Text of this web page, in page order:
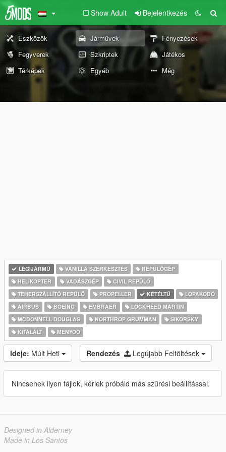
Show Adult Bejelentkezés
Eszközök Járművek
Fényezések
Fegyverek
Szkriptek
Játékos
Térképek
Egyéb Még
LÉGIJÁRMŰ VANILLA SZERKESZTÉS
REPÜLŐGÉP
HELIKOPTER
VADÁSZGÉP
CIVIL REPÜLŐ
TEHERSZÁLLÍTÓ REPÜLŐ
PROPELLER KÉTÉLTŰ
LOPAKODÓ
AIRBUS
BOEING EMBRAER
LOCKHEED MARTIN
MCDONNELL DOUGLAS
NORTHROP GRUMMAN
SIKORSKY
KITALÁLT
MENYOO
Ideje: Múlt Heti Rendezés Legújabb Feltöltések
Nincsenek ilyen fájlok, kérlek próbáld más szűrési beállítással.
Designed in Alderney
Made in Los Santos